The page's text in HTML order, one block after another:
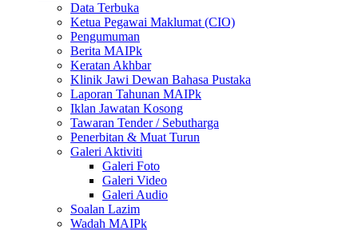
Data Terbuka
Ketua Pegawai Maklumat (CIO)
Pengumuman
Berita MAIPk
Keratan Akhbar
Klinik Jawi Dewan Bahasa Pustaka
Laporan Tahunan MAIPk
Iklan Jawatan Kosong
Tawaran Tender / Sebutharga
Penerbitan & Muat Turun
Galeri Aktiviti
Galeri Foto
Galeri Video
Galeri Audio
Soalan Lazim
Wadah MAIPk